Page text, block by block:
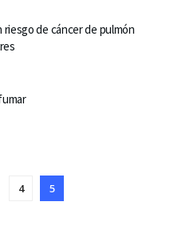
riesgo de cáncer de pulmón
4 5